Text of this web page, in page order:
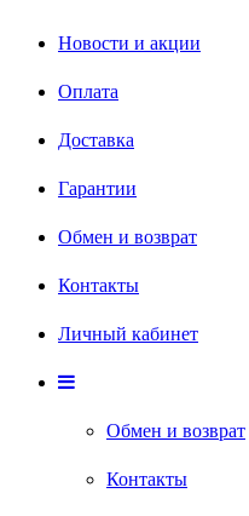
Новости и акции
Оплата
Доставка
Гарантии
Обмен и возврат
Контакты
Личный кабинет
Обмен и возврат
Контакты